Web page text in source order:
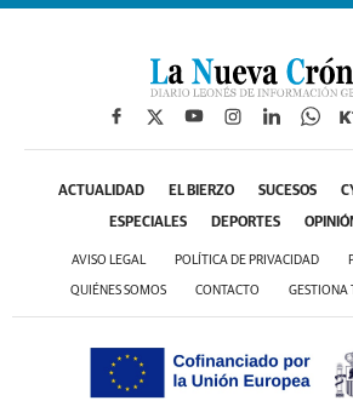
ACTUALIDAD EL BIERZO SUCESOS
ESPECIALES DEPORTES
AVISO LEGAL POLÍTICA DE PRIVACIDAD
QUIÉNES SOMOS CONTACTO GESTIONA